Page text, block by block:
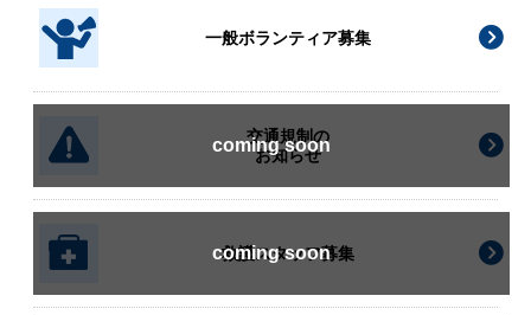
一般ボランティア募集
交通規制の
お知らせ
救護スタッフ募集